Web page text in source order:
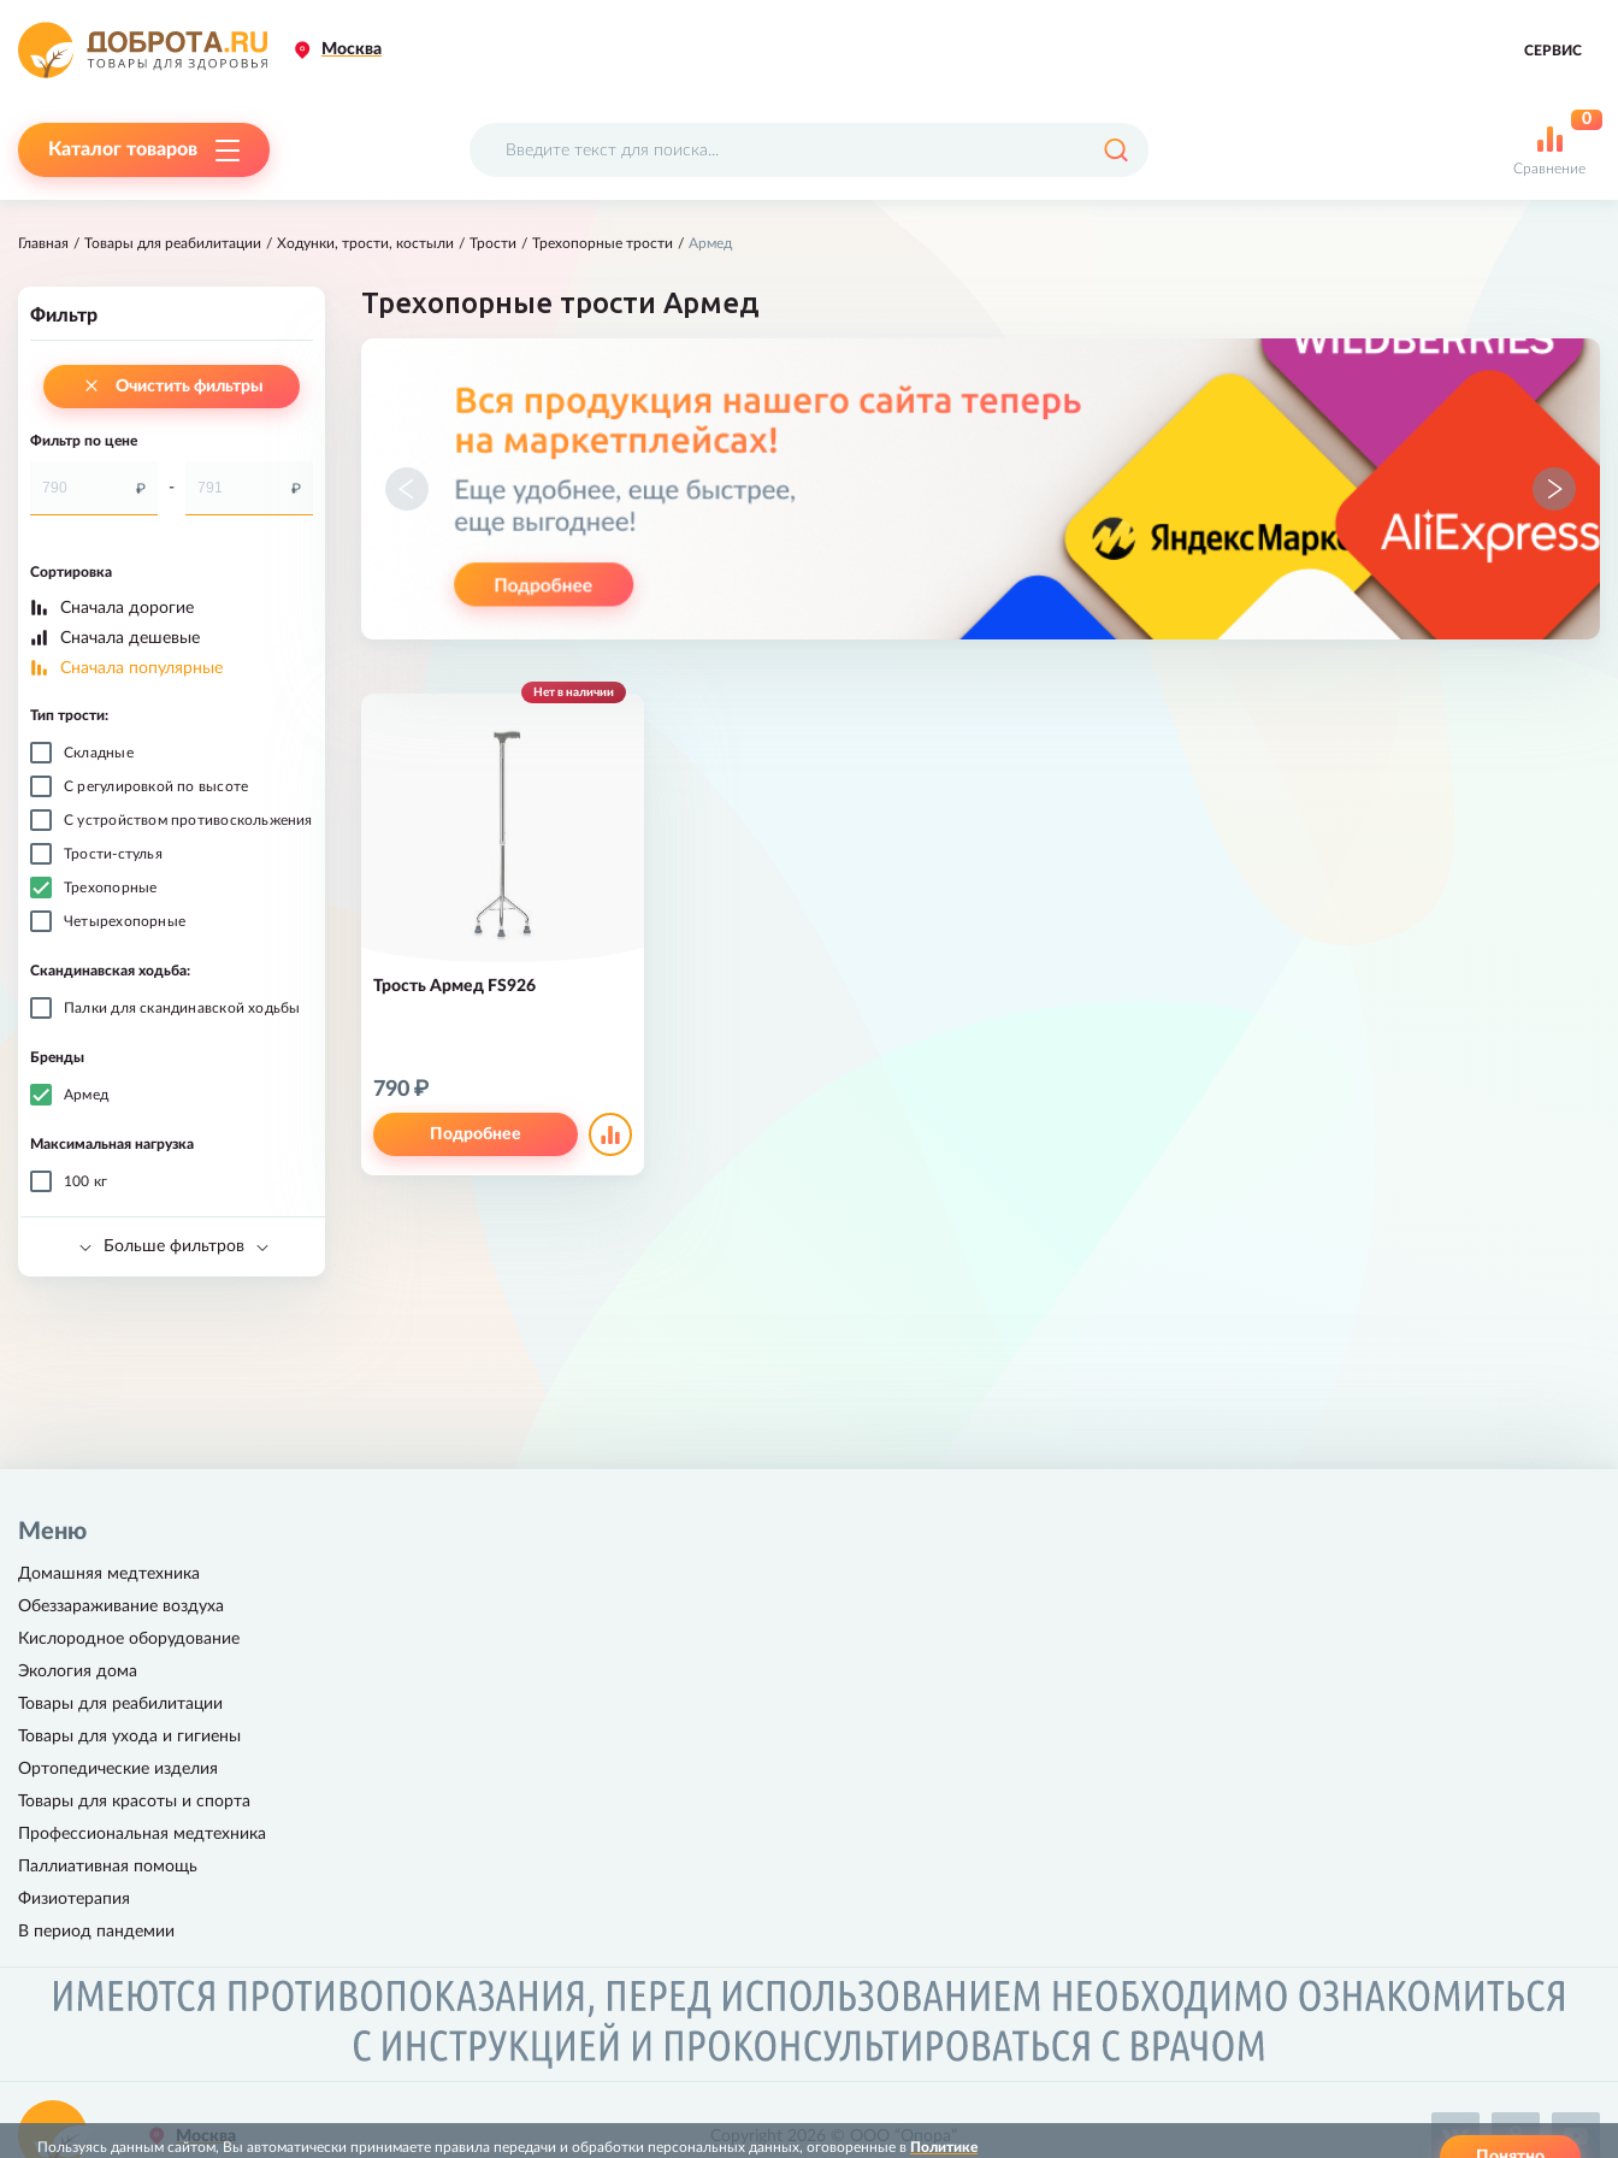
Москва СЕРВИС
Каталог товаров
Сравнение
0
Главная Товары для реабилитации Ходунки, трости, костыли Трости Трехопорные трости Армед
Фильтр
Больше фильтров
Очистить фильтры
Фильтр по цене
-
Сортировка
Сначала дорогие
Сначала дешевые
Сначала популярные
Тип трости:
Складные
С регулировкой по высоте
С устройством противоскольжения
Трости-стулья
Трехопорные
Четырехопорные
Скандинавская ходьба:
Палки для скандинавской ходьбы
Бренды
Армед
Максимальная нагрузка
100 кг
Трехопорные трости Армед
Трость Армед FS926
790 ₽
Подробнее
Нет в наличии
Меню
Домашняя медтехника
Обеззараживание воздуха
Кислородное оборудование
Экология дома
Товары для реабилитации
Товары для ухода и гигиены
Ортопедические изделия
Товары для красоты и спорта
Профессиональная медтехника
Паллиативная помощь
Физиотерапия
В период пандемии
Москва
Пользуясь данным сайтом, Вы автоматически принимаете правила передачи и обработки персональных данных, оговоренные в Политике